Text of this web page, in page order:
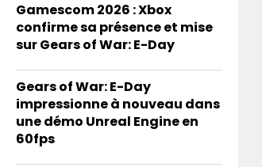
Gamescom 2026 : Xbox
confirme sa présence et mise
sur Gears of War: E-Day
Gears of War: E-Day
impressionne à nouveau dans
une démo Unreal Engine en
60fps